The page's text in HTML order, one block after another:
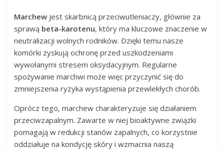
Marchew jest skarbnicą przeciwutleniaczy, głównie za
sprawą beta-karotenu, który ma kluczowe znaczenie w
neutralizacji wolnych rodników. Dzięki temu nasze
komórki zyskują ochronę przed uszkodzeniami
wywołanymi stresem oksydacyjnym. Regularne
spożywanie marchwi może więc przyczynić się do
zmniejszenia ryzyka wystąpienia przewlekłych chorób.
Oprócz tego, marchew charakteryzuje się działaniem
przeciwzapalnym. Zawarte w niej bioaktywne związki
pomagają w redukcji stanów zapalnych, co korzystnie
oddziałuje na kondycję skóry i wzmacnia naszą